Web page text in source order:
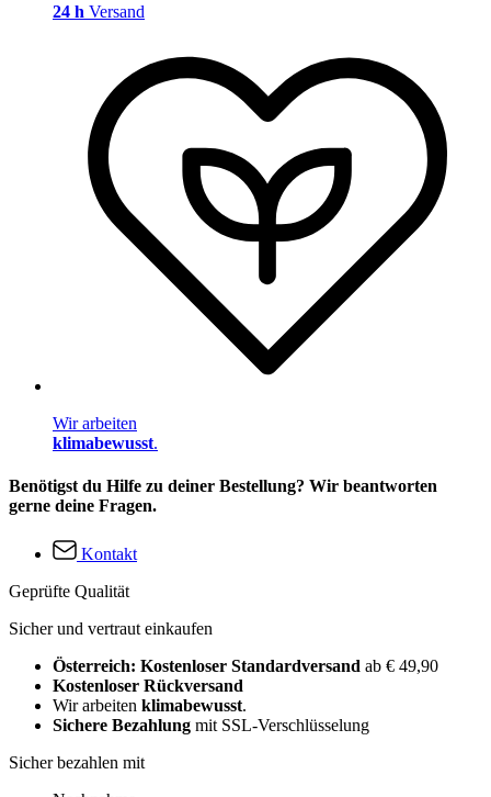
24 h Versand
Wir arbeiten
klimabewusst.
Benötigst du Hilfe zu deiner Bestellung? Wir beantworten
gerne deine Fragen.
Kontakt
Geprüfte Qualität
Sicher und vertraut einkaufen
Österreich: Kostenloser Standardversand ab € 49,90
Kostenloser Rückversand
Wir arbeiten klimabewusst.
Sichere Bezahlung mit SSL-Verschlüsselung
Sicher bezahlen mit